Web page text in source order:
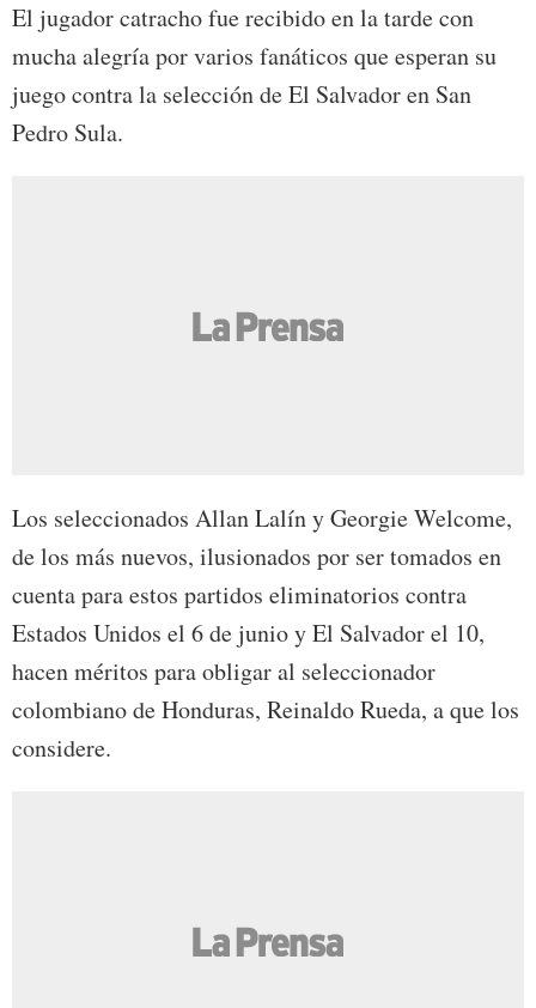
El jugador catracho fue recibido en la tarde con
mucha alegría por varios fanáticos que esperan su
juego contra la selección de El Salvador en San
Pedro Sula.
Los seleccionados Allan Lalín y Georgie Welcome,
de los más nuevos, ilusionados por ser tomados en
cuenta para estos partidos eliminatorios contra
Estados Unidos el 6 de junio y El Salvador el 10,
hacen méritos para obligar al seleccionador
colombiano de Honduras, Reinaldo Rueda, a que los
considere.